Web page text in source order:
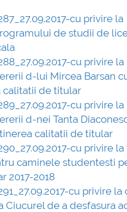
din 22 mai 2017
din 19 iunie 2017
din 15 septembrie 2017
din 27 septembrie 2017
din 27 noiembrie 2017
din 18 decembrie 2017
cu privire la
de studii de
cu privire la
d-lui Mircea Barsan
calitatii de titular
cu privire la
d-nei Tanta
calitatii de titular
cu privire
caminele studentesti
2017-2018
cu privire la
Ciucurel de a desfasura